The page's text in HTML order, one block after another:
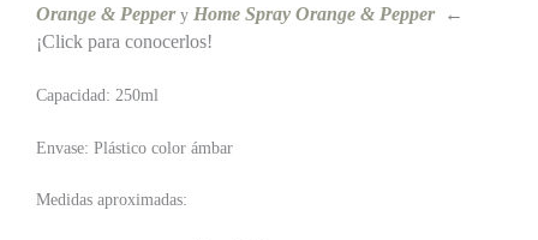
Orange & Peppery Home Spray Orange & Pepper
←
¡Click para conocerlos!
Capacidad: 250ml
Envase: Plástico color ámbar
Medidas aproximadas: